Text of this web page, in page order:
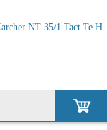
NT 35/1 Tact Te H